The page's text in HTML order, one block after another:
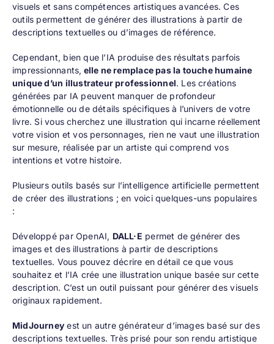
visuels et sans compétences artistiques avancées. Ces
outils permettent de générer des illustrations à partir de
descriptions textuelles ou d’images de référence.
Cependant, bien que l’IA produise des résultats parfois
impressionnants, elle ne remplace pas la touche humaine
unique d’un illustrateur professionnel. Les créations
générées par IA peuvent manquer de profondeur
émotionnelle ou de détails spécifiques à l’univers de votre
livre. Si vous cherchez une illustration qui incarne réellement
votre vision et vos personnages, rien ne vaut une illustration
sur mesure, réalisée par un artiste qui comprend vos
intentions et votre histoire.
Plusieurs outils basés sur l’intelligence artificielle permettent
de créer des illustrations ; en voici quelques-uns populaires
:
Développé par OpenAI, DALL·E permet de générer des
images et des illustrations à partir de descriptions
textuelles. Vous pouvez décrire en détail ce que vous
souhaitez et l’IA crée une illustration unique basée sur cette
description. C’est un outil puissant pour générer des visuels
originaux rapidement.
MidJourney est un autre générateur d’images basé sur des
descriptions textuelles. Très prisé pour son rendu artistique